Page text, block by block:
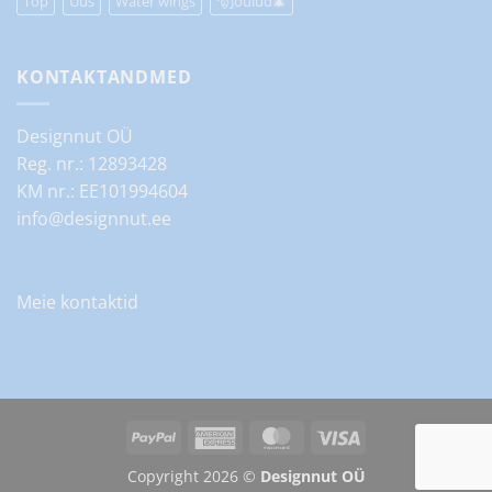
KONTAKTANDMED
Designnut OÜ
Reg. nr.: 12893428
KM nr.: EE101994604
info@designnut.ee
Meie kontaktid
PayPal
American MasterCard
Copyright 2026 © Designnut OÜ